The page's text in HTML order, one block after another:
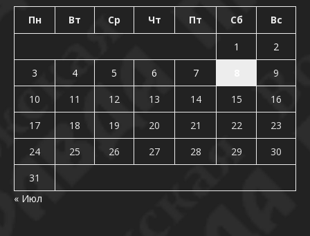
Пн Вт Ср Чт Пт Сб Вс
1
2
3
4 5 6 7
9
10
11 12 13 14 15
16
17
18 19 20 21 22
23
24
25 26 27 28 29
30
31
« Июл